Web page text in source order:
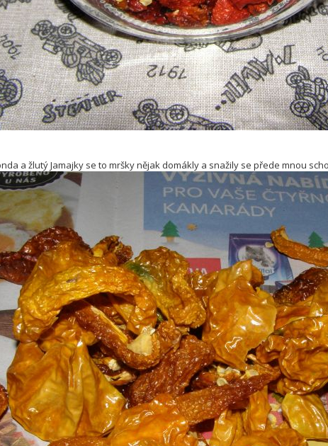
a žlutý Jamajky se to mršky nějak domákly a snažily se přede mnou